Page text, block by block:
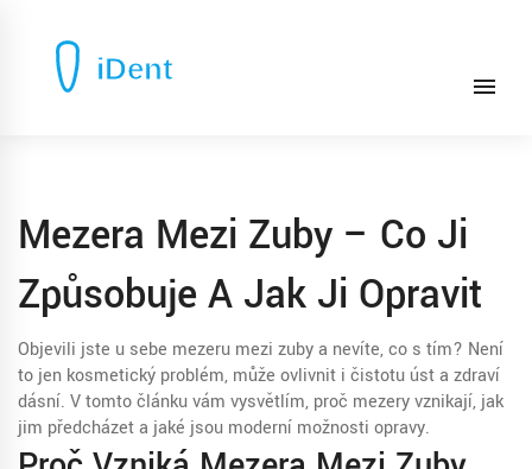
Mezera Mezi Zuby – Co Ji
Způsobuje A Jak Ji Opravit
Objevili jste u sebe mezeru mezi zuby a nevíte, co s tím? Není
to jen kosmetický problém, může ovlivnit i čistotu úst a zdraví
dásní. V tomto článku vám vysvětlím, proč mezery vznikají, jak
jim předcházet a jaké jsou moderní možnosti opravy.